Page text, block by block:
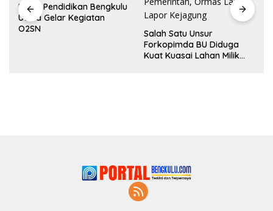
Dinas Pendidikan Bengkulu
Utara Gelar Kegiatan
O2SN
Salah Satu Unsur
Forkopimda BU Diduga
Kuat Kuasai Lahan Milik